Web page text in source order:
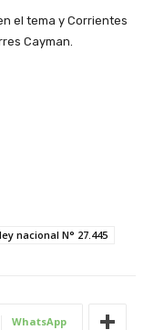
el tema y Corrientes
Cayman.
ley nacional N° 27.445
WhatsApp